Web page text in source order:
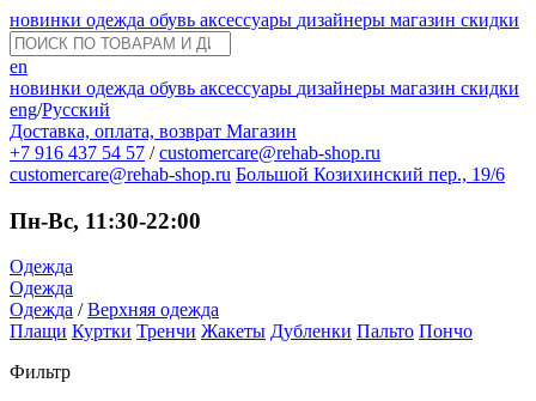
новинки одежда обувь аксессуары дизайнеры магазин скидки
en
новинки одежда обувь аксессуары дизайнеры магазин скидки
eng/Русский
Доставка, оплата, возврат Магазин
+7 916 437 54 57 / customercare@rehab-shop.ru
customercare@rehab-shop.ru Большой Козихинский пер., 19/6
Пн-Вс, 11:30-22:00
Одежда
Одежда
Одежда / Верхняя одежда
Плащи Куртки Тренчи Жакеты Дубленки Пальто Пончо
Фильтр